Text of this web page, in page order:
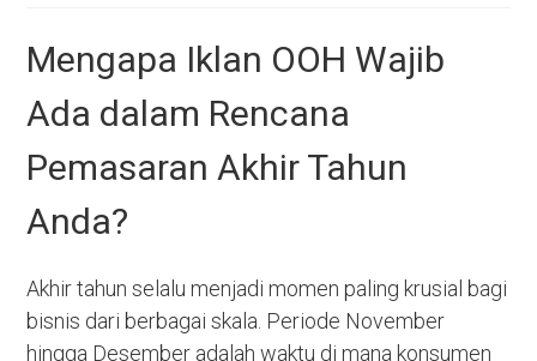
Mengapa Iklan OOH Wajib
Ada dalam Rencana
Pemasaran Akhir Tahun
Anda?
Akhir tahun selalu menjadi momen paling krusial bagi
bisnis dari berbagai skala. Periode November
hingga Desember adalah waktu di mana konsumen